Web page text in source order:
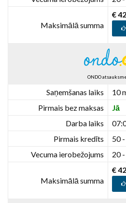
Maksimālā summa
€
ONDO
Saņemšanas laiks
10
Pirmais bez maksas
Jā
Darba laiks
Pirmais kredīts
50
Vecuma ierobežojums
20
Maksimālā summa
€